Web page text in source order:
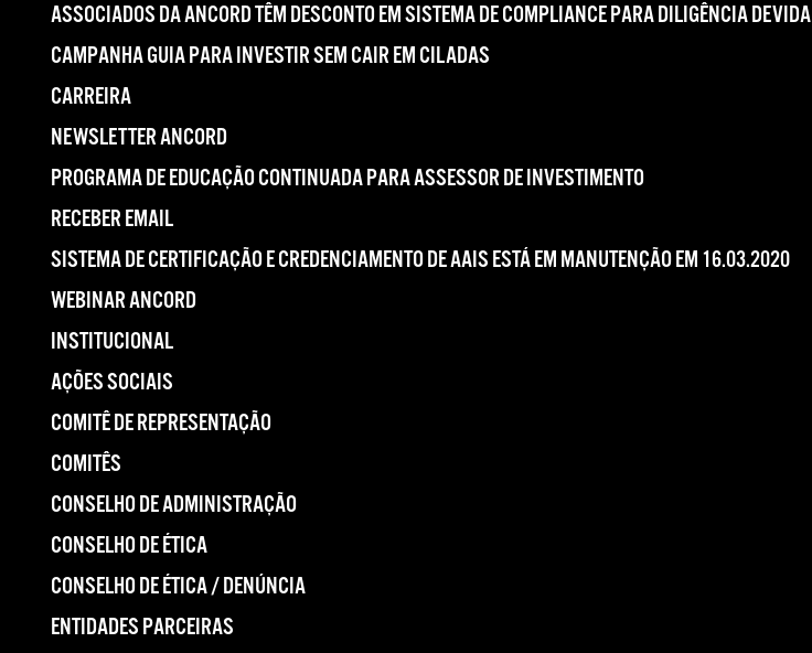
ASSOCIADOS DA ANCORD TÊM DESCONTO EM SISTEMA DE COMPLIANCE PARA DILIGÊNCIA DEVIDA
CAMPANHA GUIA PARA INVESTIR SEM CAIR EM CILADAS
CARREIRA
NEWSLETTER ANCORD
PROGRAMA DE EDUCAÇÃO CONTINUADA PARA ASSESSOR DE INVESTIMENTO
RECEBER EMAIL
SISTEMA DE CERTIFICAÇÃO E CREDENCIAMENTO DE AAIS ESTÁ EM MANUTENÇÃO EM 16.03.2020
WEBINAR ANCORD
INSTITUCIONAL
AÇÕES SOCIAIS
COMITÊ DE REPRESENTAÇÃO
COMITÊS
CONSELHO DE ADMINISTRAÇÃO
CONSELHO DE ÉTICA
CONSELHO DE ÉTICA / DENÚNCIA
ENTIDADES PARCEIRAS